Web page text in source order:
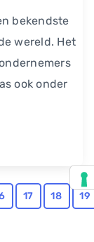
bekendste
wereld. Het
ook onder
17 18 19